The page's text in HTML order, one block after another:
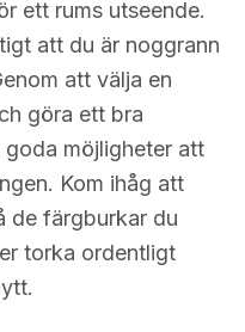
ett rums utseende.
att du är noggrann
att välja en
göra ett bra
möjligheter att
Kom ihåg att
de färgburkar du
torka ordentligt